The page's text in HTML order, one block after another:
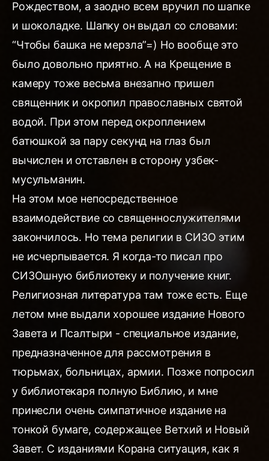
Рождеством, а заодно всем вручил по шапке
и шоколадке. Шапку он выдал со словами:
“Чтобы башка не мерзла”=) Но вообще это
было довольно приятно. А на Крещение в
камеру тоже весьма внезапно пришел
священник и окропил православных святой
водой. При этом перед окроплением
батюшкой за пару секунд на глаз был
вычислен и отставлен в сторону узбек-
мусульманин.
На этом мое непосредственное
взаимодействие со священнослужителями
закончилось. Но тема религии в СИЗО этим
не исчерпывается. Я когда-то писал про
СИЗОшную библиотеку и получение книг.
Религиозная литература там тоже есть. Еще
летом мне выдали хорошее издание Нового
Завета и Псалтыри - специальное издание,
предназначенное для рассмотрения в
тюрьмах, больницах, армии. Позже попросил
у библиотекаря полную Библию, и мне
принесли очень симпатичное издание на
тонкой бумаге, содержащее Ветхий и Новый
Завет. С изданиями Корана ситуация, как я